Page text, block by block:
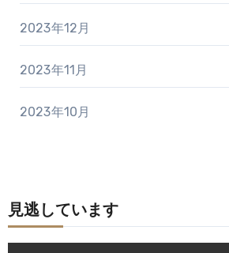
2023年12月
2023年11月
2023年10月
見逃しています